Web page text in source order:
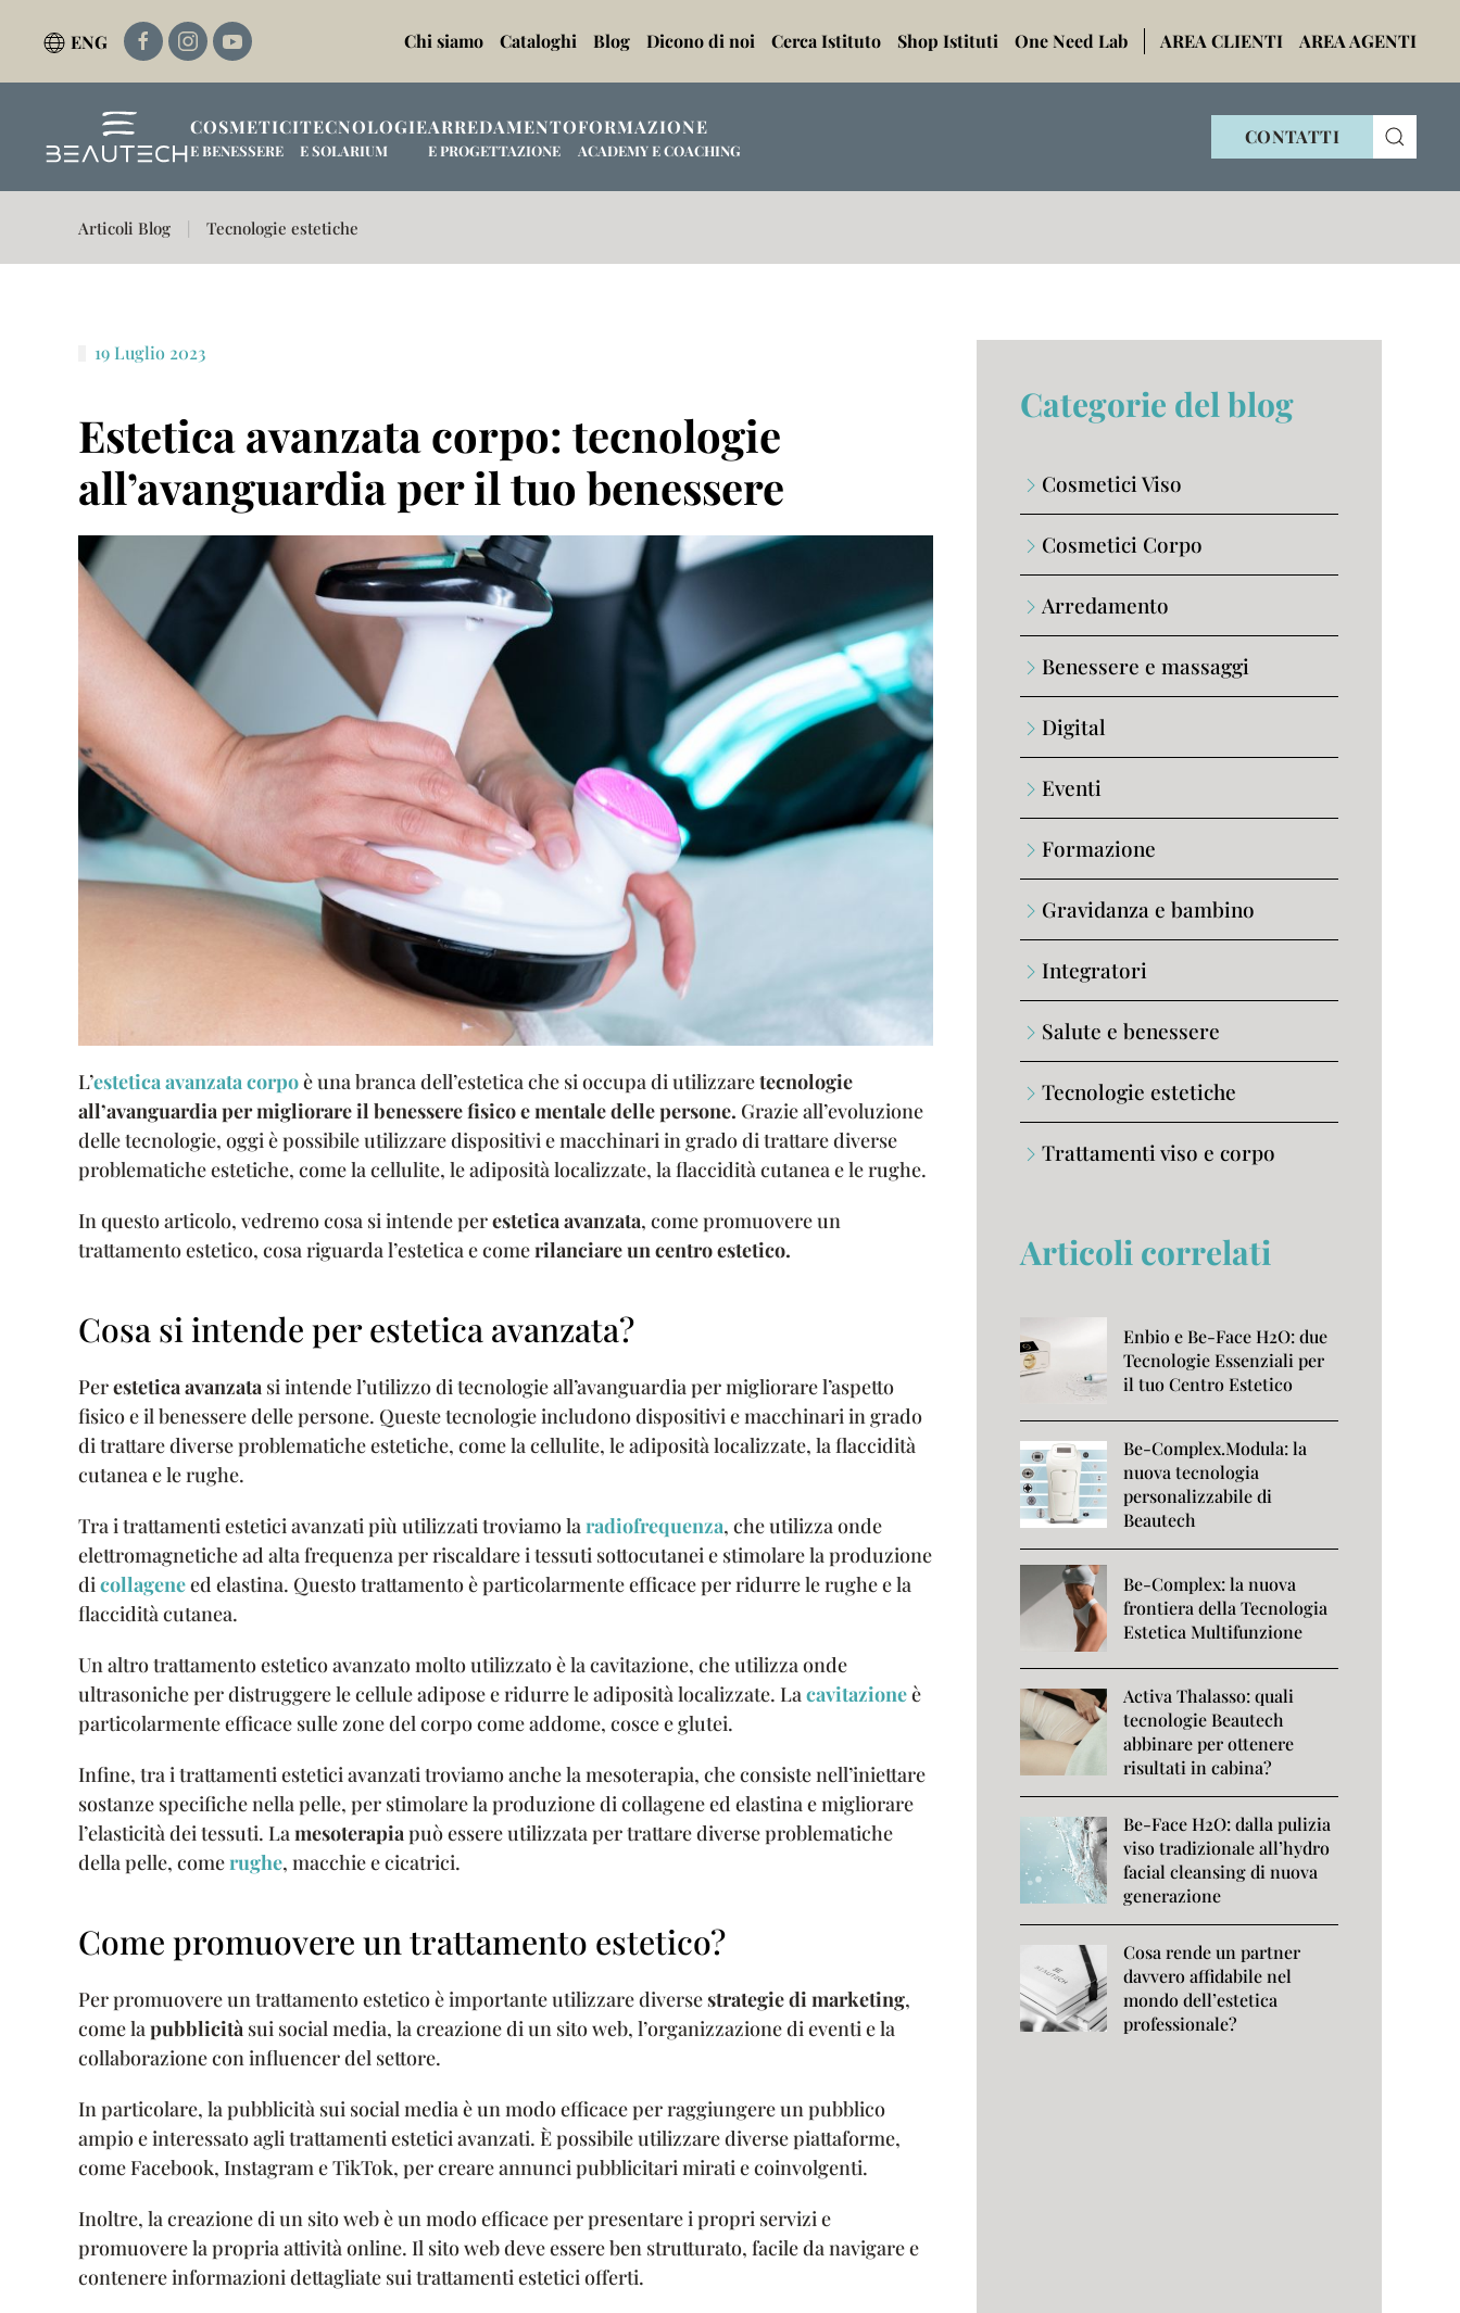
Passa al contenuto principale
ENG Chi siamo Cataloghi Blog Dicono di noi Cerca Istituto Shop Istituti One Need Lab AREA CLIENTI AREA AGENTI
COSMETICI
E BENESSERE
TECNOLOGIE
E SOLARIUM
ARREDAMENTO
E PROGETTAZIONE
FORMAZIONE
ACADEMY E COACHING
CONTATTI
Articoli Blog Tecnologie estetiche
19 Luglio 2023
Estetica avanzata corpo: tecnologie
all’avanguardia per il tuo benessere
L’estetica avanzata corpoè una branca dell’estetica che si occupa di utilizzaretecnologie
all’avanguardia per migliorare il benessere fisico e mentale delle persone. Grazie all’evoluzione
delle tecnologie, oggi è possibile utilizzare dispositivi e macchinari in grado di trattare diverse
problematiche estetiche, come la cellulite, le adiposità localizzate, la flaccidità cutanea e le rughe.
In questo articolo, vedremo cosa si intende perestetica avanzata, come promuovere un
trattamento estetico, cosa riguarda l’estetica e comerilanciare un centro estetico.
Cosa si intende per estetica avanzata?
Perestetica avanzata si intende l’utilizzo di tecnologie all’avanguardia per migliorare l’aspetto
fisico e il benessere delle persone. Queste tecnologie includono dispositivi e macchinari in grado
di trattare diverse problematiche estetiche, come la cellulite, le adiposità localizzate, la flaccidità
cutanea e le rughe.
Tra i trattamenti estetici avanzati più utilizzati troviamo la radiofrequenza, che utilizza onde
elettromagnetiche ad alta frequenza per riscaldare i tessuti sottocutanei e stimolare la produzione
di collageneed elastina. Questo trattamento è particolarmente efficace per ridurre le rughe e la
flaccidità cutanea.
Un altro trattamento estetico avanzato molto utilizzato è la cavitazione, che utilizza onde
ultrasoniche per distruggere le cellule adipose e ridurre le adiposità localizzate. La cavitazioneè
particolarmente efficace sulle zone del corpo come addome, cosce e glutei.
Infine, tra i trattamenti estetici avanzati troviamo anche la mesoterapia, che consiste nell’iniettare
sostanze specifiche nella pelle, per stimolare la produzione di collagene ed elastina e migliorare
l’elasticità dei tessuti. La mesoterapia può essere utilizzata per trattare diverse problematiche
della pelle, comerughe, macchie e cicatrici.
Come promuovere un trattamento estetico?
Per promuovere un trattamento estetico è importante utilizzare diversestrategie di marketing,
come la pubblicità sui social media, la creazione di un sito web, l’organizzazione di eventi e la
collaborazione con influencer del settore.
In particolare, la pubblicità sui social media è un modo efficace per raggiungere un pubblico
ampio e interessato agli trattamenti estetici avanzati. È possibile utilizzare diverse piattaforme,
come Facebook, Instagram e TikTok, per creare annunci pubblicitari mirati e coinvolgenti.
Inoltre, la creazione di un sito web è un modo efficace per presentare i propri servizi e
promuovere la propria attività online. Il sito web deve essere ben strutturato, facile da navigare e
contenere informazioni dettagliate sui trattamenti estetici offerti.
Categorie del blog
Cosmetici Viso
Cosmetici Corpo
Arredamento
Benessere e massaggi
Digital
Eventi
Formazione
Gravidanza e bambino
Integratori
Salute e benessere
Tecnologie estetiche
Trattamenti viso e corpo
Articoli correlati
Enbio e Be-Face H2O: due
Tecnologie Essenziali per
il tuo Centro Estetico
Be-Complex.Modula: la
nuova tecnologia
personalizzabile di
Beautech
Be-Complex: la nuova
frontiera della Tecnologia
Estetica Multifunzione
Activa Thalasso: quali
tecnologie Beautech
abbinare per ottenere
risultati in cabina?
Be-Face H2O: dalla pulizia
viso tradizionale all’hydro
facial cleansing di nuova
generazione
Cosa rende un partner
davvero affidabile nel
mondo dell’estetica
professionale?